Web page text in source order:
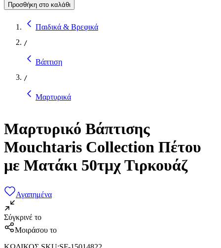
Προσθήκη στο καλάθι
Παιδικά & Βρεφικά
/
Βάπτιση
/
Μαρτυρικά
Μαρτυρικό Βάπτισης
Mouchtaris Collection Πέτου
με Ματάκι 50τμχ Τιρκουάζ
Αγαπημένα
Σύγκρινέ το
Μοιράσου το